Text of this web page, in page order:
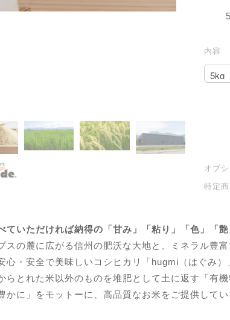
内容
オプ
特定
ていただければ納得の「甘み」「粘り」「色」「艶
スの麓に広がる信州の肥沃な大地と、ミネラル豊
心・安全で美味しいコシヒカリ「hugmi（はぐみ）
らとれた米以外のものを堆肥として土に返す「有
かに」をモットーに、高品質なお米をご提供してい